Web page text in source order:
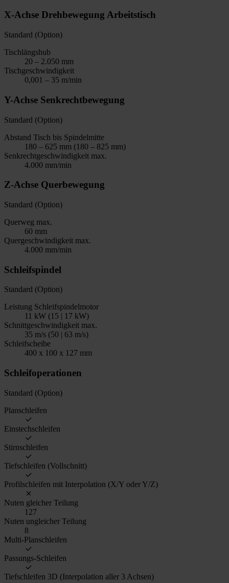
X-Achse Drehbewegung Arbeitstisch
Standard (Option)
Tischlängshub
20 – 2.050 mm
Tischgeschwindigkeit
0,001 – 35 m/min
Y-Achse Senkrechtbewegung
Standard (Option)
Abstand Tisch bis Spindelmitte
180 – 625 mm (180 – 825 mm)
Senkrechtgeschwindigkeit max.
4.000 mm/min
Z-Achse Querbewegung
Standard (Option)
Querweg max.
60 mm
Quergeschwindigkeit max.
4.000 mm/min
Schleifspindel
Standard (Option)
Leistung Schleifspindelmotor
11 kW (15 | 17 kW)
Schnittgeschwindigkeit max.
35 m/s (50 | 63 m/s)
Schleifscheibe
400 x 100 x 127 mm
Schleifoperationen
Standard (Option)
Planschleifen
Einstechschleifen
Stirnschleifen
Tiefschleifen (Vollschnitt)
Profilschleifen mit Interpolation (X/Y oder Y/Z)
Nuten gleicher Teilung
127
Nuten ungleicher Teilung
8
Multi-Planschleifen
Passungs-Schleifen
Tiefschleifen 3D (Interpolation aller 3 Achsen)